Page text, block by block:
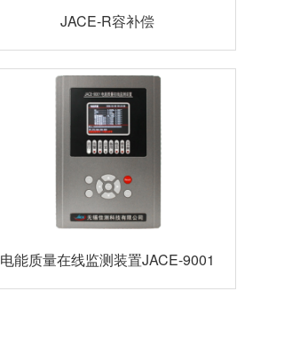
JACE-R容补偿
电能质量在线监测装置JACE-9001